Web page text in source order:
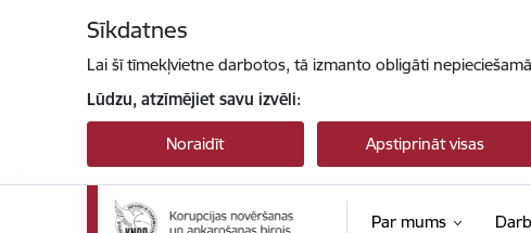
Sīkdatnes
Lai šī tīmekļvietne darbotos, tā izmanto obligāti
Lūdzu, atzīmējiet savu izvēli:
Noraidīt Apstiprināt visas
Par mums